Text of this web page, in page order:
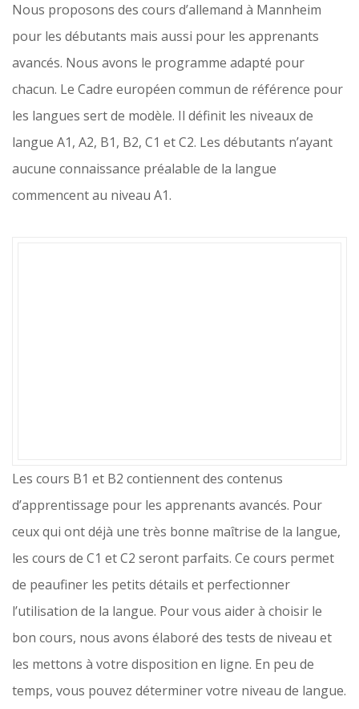
Nous proposons des cours d’allemand à Mannheim
pour les débutants mais aussi pour les apprenants
avancés. Nous avons le programme adapté pour
chacun. Le Cadre européen commun de référence pour
les langues sert de modèle. Il définit les niveaux de
langue A1, A2, B1, B2, C1 et C2. Les débutants n’ayant
aucune connaissance préalable de la langue
commencent au niveau A1.
Les cours B1 et B2 contiennent des contenus
d’apprentissage pour les apprenants avancés. Pour
ceux qui ont déjà une très bonne maîtrise de la langue,
les cours de C1 et C2 seront parfaits. Ce cours permet
de peaufiner les petits détails et perfectionner
l’utilisation de la langue. Pour vous aider à choisir le
bon cours, nous avons élaboré des tests de niveau et
les mettons à votre disposition en ligne. En peu de
temps, vous pouvez déterminer votre niveau de langue.